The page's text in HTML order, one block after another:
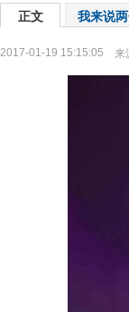
正文 我来说
2017-01-19 15:15:05 来